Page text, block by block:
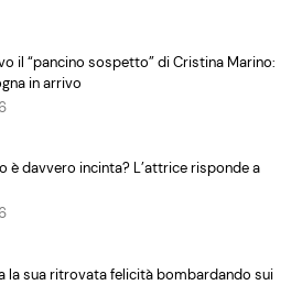
il “pancino sospetto” di Cristina Marino:
in arrivo
è davvero incinta? L’attrice risponde a
la sua ritrovata felicità bombardando sui